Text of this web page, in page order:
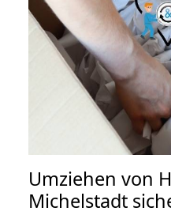
Umziehen von
Michelstadt